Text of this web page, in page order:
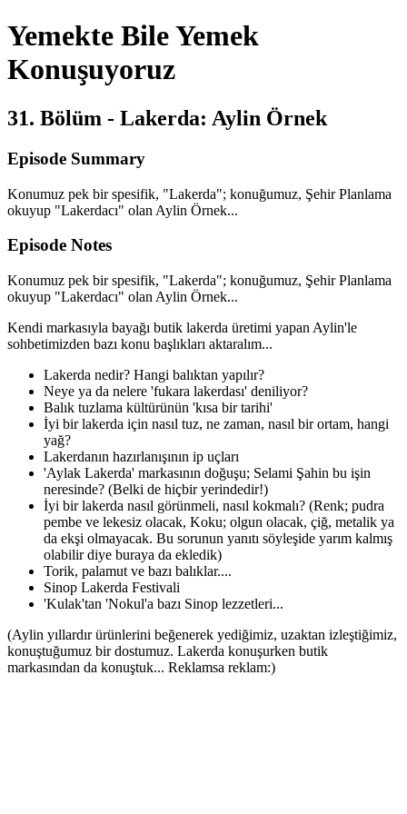
Yemekte Bile Yemek
Konuşuyoruz
31. Bölüm - Lakerda: Aylin Örnek
Episode Summary
Konumuz pek bir spesifik, "Lakerda"; konuğumuz, Şehir Planlama
okuyup "Lakerdacı" olan Aylin Örnek...
Episode Notes
Konumuz pek bir spesifik, "Lakerda"; konuğumuz, Şehir Planlama
okuyup "Lakerdacı" olan Aylin Örnek...
Kendi markasıyla bayağı butik lakerda üretimi yapan Aylin'le
sohbetimizden bazı konu başlıkları aktaralım...
Lakerda nedir? Hangi balıktan yapılır?
Neye ya da nelere 'fukara lakerdası' deniliyor?
Balık tuzlama kültürünün 'kısa bir tarihi'
İyi bir lakerda için nasıl tuz, ne zaman, nasıl bir ortam, hangi
yağ?
Lakerdanın hazırlanışının ip uçları
'Aylak Lakerda' markasının doğuşu; Selami Şahin bu işin
neresinde? (Belki de hiçbir yerindedir!)
İyi bir lakerda nasıl görünmeli, nasıl kokmalı? (Renk; pudra
pembe ve lekesiz olacak, Koku; olgun olacak, çiğ, metalik ya
da ekşi olmayacak. Bu sorunun yanıtı söyleşide yarım kalmış
olabilir diye buraya da ekledik)
Torik, palamut ve bazı balıklar....
Sinop Lakerda Festivali
'Kulak'tan 'Nokul'a bazı Sinop lezzetleri...
(Aylin yıllardır ürünlerini beğenerek yediğimiz, uzaktan izleştiğimiz,
konuştuğumuz bir dostumuz. Lakerda konuşurken butik
markasından da konuştuk... Reklamsa reklam:)